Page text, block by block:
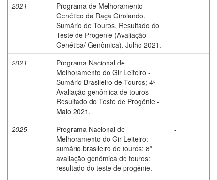
2021
Programa de Melhoramento
Genético da Raça Girolando.
Sumário de Touros. Resultado do
Teste de Progênie (Avaliação
Genética/ Genômica). Julho 2021.
-
2021
Programa Nacional de
Melhoramento do Gir Leiteiro -
Sumário Brasileiro de Touros; 4ª
Avaliação genômica de touros -
Resultado do Teste de Progênie -
Maio 2021.
-
2025
Programa Nacional de
Melhoramento do Gir Leiteiro:
sumário brasileiro de touros: 8ª
avaliação genômica de touros:
resultado do teste de progênie.
-